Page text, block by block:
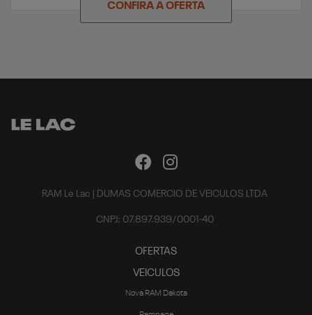
CONFIRA A OFERTA
RAM Le Lac | DUMAS COMERCIO DE VEICULOS LTDA
CNPJ: 07.897.939/0001-40
OFERTAS
VEICULOS
Nova RAM Dakota